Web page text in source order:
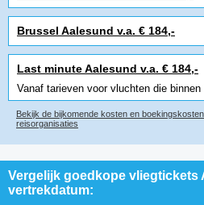
Brussel Aalesund v.a. € 184,-
Last minute Aalesund v.a. € 184,-
Vanaf tarieven voor vluchten die
Bekijk de bijkomende kosten en
reisorganisaties
Vergelijk goedkope vliegtickets
vertrekdatum: